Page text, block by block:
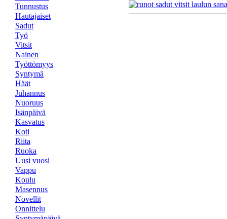
Tunnustus
Hautajaiset
Sadut
Työ
Vitsit
Nainen
Työttömyys
Syntymä
Häät
Juhannus
Nuoruus
Isänpäivä
Kasvatus
Koti
Riita
Ruoka
Uusi vuosi
Vappu
Koulu
Masennus
Novellit
Onnittelu